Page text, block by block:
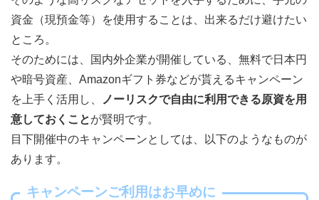
資金（現預金等）を使用することは、出来るだけ避けたい
ところ。
そのためには、国内外企業が開催している、無料で日本円
や暗号資産、Amazonギフト券などが貰えるキャンペーン
を上手く活用し、
ノーリスクで自由に利用できる原資を用
意しておくことが賢明です。
目下開催中のキャンペーンとしては、以下のようなものが
あります。
キャンペーンご利用はお早めに